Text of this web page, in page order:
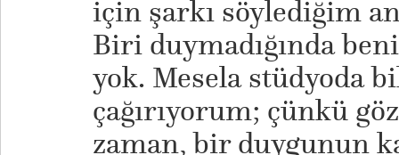
için şarkı söylediğim
Biri duymadığında
yok. Mesela stüdyoda
çağırıyorum; çünkü
zaman, bir duygunun